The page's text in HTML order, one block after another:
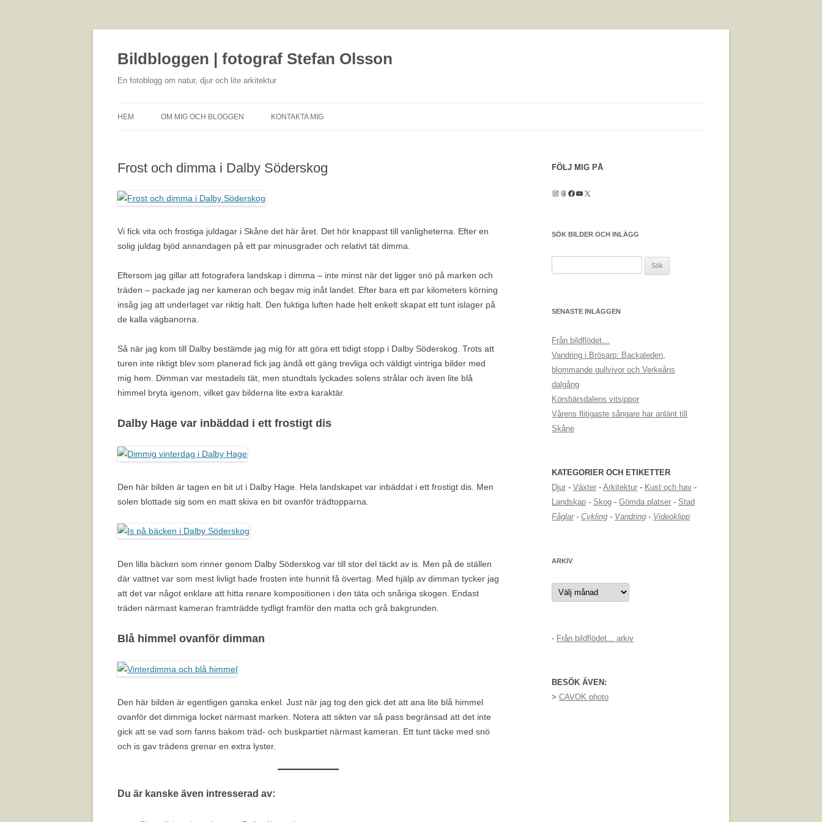
Bildbloggen | fotograf Stefan Olsson
En fotoblogg om natur, djur och lite arkitektur
HEM OM MIG OCH BLOGGEN KONTAKTA MIG
Frost och dimma i Dalby Söderskog
Vi fick vita och frostiga juldagar i Skåne det här året. Det hör knappast till vanligheterna. Efter en
solig juldag bjöd annandagen på ett par minusgrader och relativt tät dimma.
Eftersom jag gillar att fotografera landskap i dimma – inte minst när det ligger snö på marken och
träden – packade jag ner kameran och begav mig inåt landet. Efter bara ett par kilometers körning
insåg jag att underlaget var riktig halt. Den fuktiga luften hade helt enkelt skapat ett tunt islager på
de kalla vägbanorna.
Så när jag kom till Dalby bestämde jag mig för att göra ett tidigt stopp i Dalby Söderskog. Trots att
turen inte riktigt blev som planerad fick jag ändå ett gäng trevliga och väldigt vintriga bilder med
mig hem. Dimman var mestadels tät, men stundtals lyckades solens strålar och även lite blå
himmel bryta igenom, vilket gav bilderna lite extra karaktär.
Dalby Hage var inbäddad i ett frostigt dis
Den här bilden är tagen en bit ut i Dalby Hage. Hela landskapet var inbäddat i ett frostigt dis. Men
solen blottade sig som en matt skiva en bit ovanför trädtopparna.
Den lilla bäcken som rinner genom Dalby Söderskog var till stor del täckt av is. Men på de ställen
där vattnet var som mest livligt hade frosten inte hunnit få övertag. Med hjälp av dimman tycker jag
att det var något enklare att hitta renare kompositionen i den täta och snåriga skogen. Endast
träden närmast kameran framträdde tydligt framför den matta och grå bakgrunden.
Blå himmel ovanför dimman
Den här bilden är egentligen ganska enkel. Just när jag tog den gick det att ana lite blå himmel
ovanför det dimmiga locket närmast marken. Notera att sikten var så pass begränsad att det inte
gick att se vad som fanns bakom träd- och buskpartiet närmast kameran. Ett tunt täcke med snö
och is gav trädens grenar en extra lyster.
Du är kanske även intresserad av:
FÖLJ MIG PÅ
Instagram
Threads
Facebook
YouTube
X
SÖK BILDER OCH INLÄGG
SENASTE INLÄGGEN
Från bildflödet…
Vandring i Brösarp: Backaleden,
blommande gullvivor och Verkeåns
dalgång
Körsbärsdalens vitsippor
Vårens flitigaste sångare har anlänt till
Skåne
KATEGORIER OCH ETIKETTER
Djur - Växter - Arkitektur - Kust och hav -
Landskap - Skog - Gömda platser - Stad
Fåglar- Cykling - Vandring - Videoklipp
ARKIV
Arkiv
- Från bildflödet... arkiv
BESÖK ÄVEN:
> CAVOK photo